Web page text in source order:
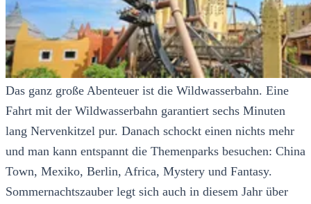
Das ganz große Abenteuer ist die Wildwasserbahn. Eine
Fahrt mit der Wildwasserbahn garantiert sechs Minuten
lang Nervenkitzel pur. Danach schockt einen nichts mehr
und man kann entspannt die Themenparks besuchen: China
Town, Mexiko, Berlin, Africa, Mystery und Fantasy.
Sommernachtszauber legt sich auch in diesem Jahr über